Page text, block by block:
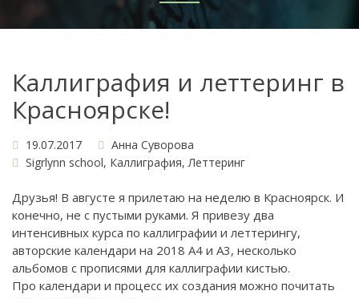
Каллиграфия и леттеринг в
Красноярске!
19.07.2017
Анна Суворова
Sigrlynn school, Каллиграфия, Леттеринг
Друзья! В августе я прилетаю на неделю в Красноярск. И
конечно, не с пустыми руками. Я привезу два
интенсивных курса по каллиграфии и леттерингу,
авторские календари на 2018 А4 и А3, несколько
альбомов с прописями для каллиграфии кистью.
Про календари и процесс их создания можно почитать